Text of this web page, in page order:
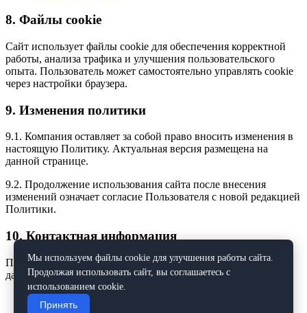
8. Файлы cookie
Сайт использует файлы cookie для обеспечения корректной
работы, анализа трафика и улучшения пользовательского
опыта. Пользователь может самостоятельно управлять cookie
через настройки браузера.
9. Изменения политики
9.1. Компания оставляет за собой право вносить изменения в
настоящую Политику. Актуальная версия размещена на
данной странице.
9.2. Продолжение использования сайта после внесения
изменений означает согласие Пользователя с новой редакцией
Политики.
10. Контактная информация
По всем вопросам, связанным с обработкой персональных
данных, обращайтесь:
+7 (843) 240-10-18
Email:info@filtromatica.ru
Мы используем файлы cookie для улучшения работы сайта.
Продолжая использовать сайт, вы соглашаетесь с
использованием cookie.
Принять